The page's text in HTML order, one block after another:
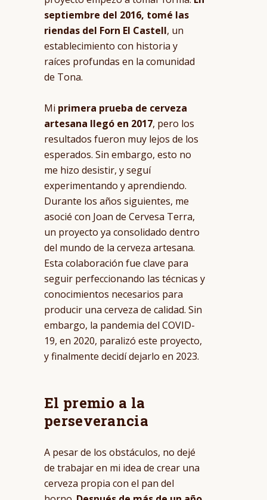
septiembre del 2016, tomé las
riendas del Forn El Castell, un
establecimiento con historia y
raíces profundas en la comunidad
de Tona.
Mi primera prueba de cerveza
artesana llegó en 2017, pero los
resultados fueron muy lejos de los
esperados. Sin embargo, esto no
me hizo desistir, y seguí
experimentando y aprendiendo.
Durante los años siguientes, me
asocié con Joan de Cervesa Terra,
un proyecto ya consolidado dentro
del mundo de la cerveza artesana.
Esta colaboración fue clave para
seguir perfeccionando las técnicas y
conocimientos necesarios para
producir una cerveza de calidad. Sin
embargo, la pandemia del COVID-
19, en 2020, paralizó este proyecto,
y finalmente decidí dejarlo en 2023.
El premio a la
perseverancia
A pesar de los obstáculos, no dejé
de trabajar en mi idea de crear una
cerveza propia con el pan del